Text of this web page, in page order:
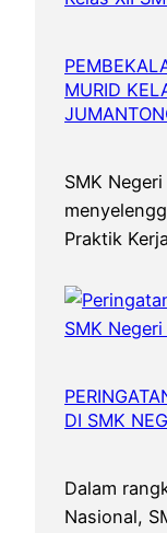
MURID
SMK
Praktik
DI SMK
Dalam
Nasional,